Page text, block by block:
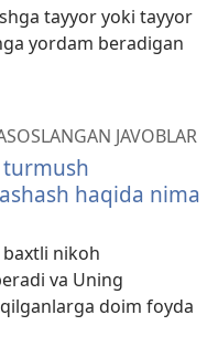
tayyor yoki tayyor
yordam beradigan
JAVOBLAR
haqida nima
baxtli nikoh
va Uning
doim foyda